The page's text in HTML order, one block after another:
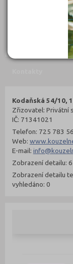
Kodaňská 54/10,
Zřizovatel: Privátní
IČ: 71341021
Telefon: 725 783
Web:
E-mail:
Zobrazení detailu:
Zobrazení detailu
vyhledáno: 0